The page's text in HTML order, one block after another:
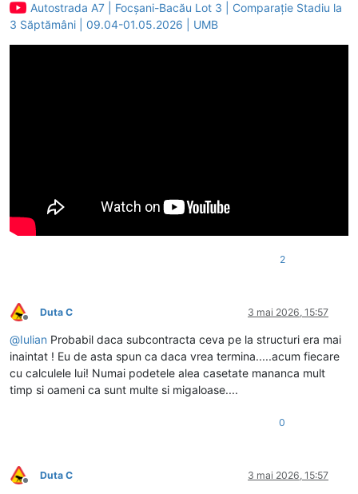
Autostrada A7 | Focșani-Bacău Lot 3 | Comparație Stadiu la
3 Săptămâni | 09.04-01.05.2026 | UMB
2
Deconectat
Duta C 3 mai 2026, 15:57
@Iulian Probabil daca subcontracta ceva pe la structuri era mai
inaintat ! Eu de asta spun ca daca vrea termina.....acum fiecare
cu calculele lui! Numai podetele alea casetate mananca mult
timp si oameni ca sunt multe si migaloase....
0
Deconectat
Duta C 3 mai 2026, 15:57